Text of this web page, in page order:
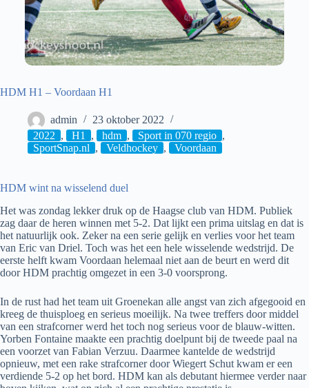
HDM H1 – Voordaan H1
admin
23 oktober 2022
2022 , H1 , hdm , Sport in 070 regio ,
SportSnap.nl , Veldhockey , Voordaan
HDM wint na wisselend duel
Het was zondag lekker druk op de Haagse club van HDM. Publiek
zag daar de heren winnen met 5-2. Dat lijkt een prima uitslag en dat is
het natuurlijk ook. Zeker na een serie gelijk en verlies voor het team
van Eric van Driel. Toch was het een hele wisselende wedstrijd. De
eerste helft kwam Voordaan helemaal niet aan de beurt en werd dit
door HDM prachtig omgezet in een 3-0 voorsprong.
In de rust had het team uit Groenekan alle angst van zich afgegooid en
kreeg de thuisploeg en serieus moeilijk. Na twee treffers door middel
van een strafcorner werd het toch nog serieus voor de blauw-witten.
Yorben Fontaine maakte een prachtig doelpunt bij de tweede paal na
een voorzet van Fabian Verzuu. Daarmee kantelde de wedstrijd
opnieuw, met een rake strafcorner door Wiegert Schut kwam er een
verdiende 5-2 op het bord. HDM kan als debutant hiermee verder naar